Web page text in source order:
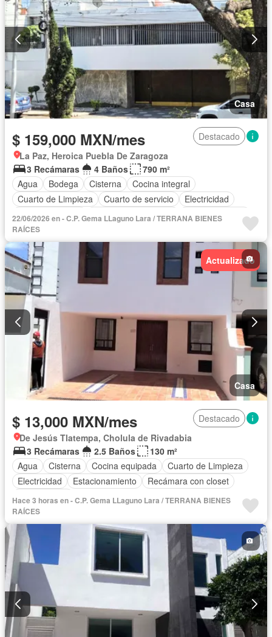
Casa
$ 159,000 MXN/mes
Destacado
La Paz, Heroica Puebla De Zaragoza
3 Recámaras
4 Baños
790 m²
Agua
Bodega Cisterna
Cocina integral
Cuarto de Limpieza
Cuarto de servicio
Electricidad
Estacionamiento
Recámara con closet
Sala polivalente
Sin amueblar
22/06/2026 en - C.P. Gema LLaguno Lara / TERRANA BIENES
RAÍCES
Actualizado
Casa
$ 13,000 MXN/mes
Destacado
De Jesús Tlatempa, Cholula de Rivadabia
3 Recámaras
2.5 Baños
130 m²
Agua
Cisterna Cocina equipada
Cuarto de Limpieza
Electricidad
Estacionamiento
Recámara con closet
Sin amueblar
Hace 3 horas en - C.P. Gema LLaguno Lara / TERRANA BIENES
RAÍCES